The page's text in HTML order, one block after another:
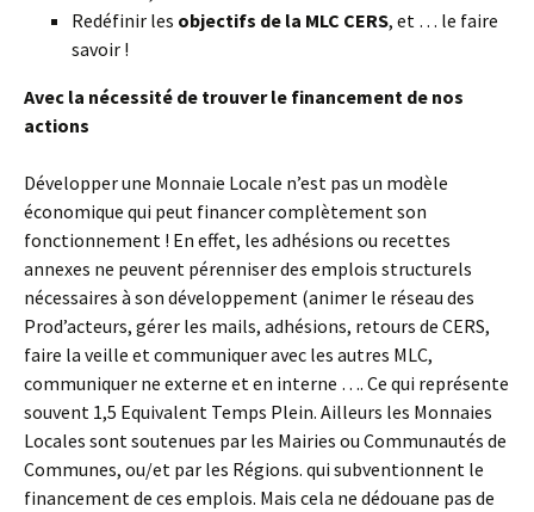
Redéfinir les objectifs de la MLC CERS, et … le faire
savoir !
Avec la nécessité de trouver le financement de nos
actions
Développer une Monnaie Locale n’est pas un modèle
économique qui peut financer complètement son
fonctionnement ! En effet, les adhésions ou recettes
annexes ne peuvent pérenniser des emplois structurels
nécessaires à son développement (animer le réseau des
Prod’acteurs, gérer les mails, adhésions, retours de CERS,
faire la veille et communiquer avec les autres MLC,
communiquer ne externe et en interne …. Ce qui représente
souvent 1,5 Equivalent Temps Plein. Ailleurs les Monnaies
Locales sont soutenues par les Mairies ou Communautés de
Communes, ou/et par les Régions. qui subventionnent le
financement de ces emplois. Mais cela ne dédouane pas de